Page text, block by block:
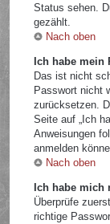
Status sehen.
gezählt.
Nach oben
Ich habe mein
Das ist nicht
Passwort nicht
zurücksetzen.
Seite auf „Ich
Anweisungen
anmelden
Nach oben
Ich habe
Überprüfe
richtige